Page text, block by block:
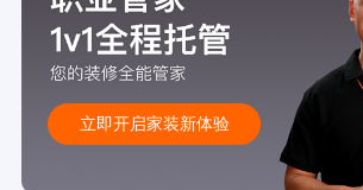
立即开启家装新体验